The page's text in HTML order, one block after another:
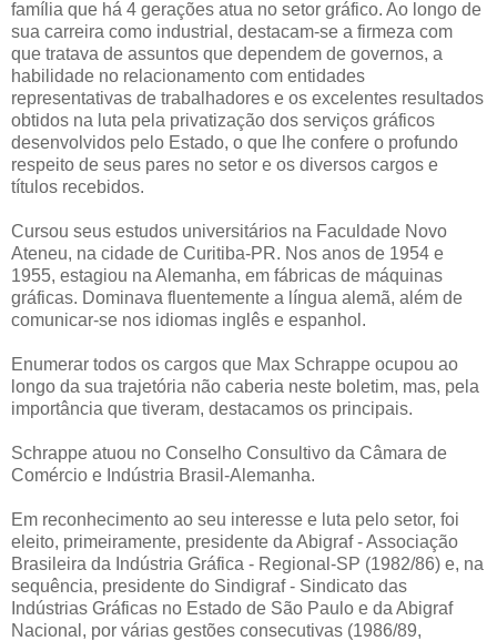
família que há 4 gerações atua no setor gráfico. Ao longo de
sua carreira como industrial, destacam-se a firmeza com
que tratava de assuntos que dependem de governos, a
habilidade no relacionamento com entidades
representativas de trabalhadores e os excelentes resultados
obtidos na luta pela privatização dos serviços gráficos
desenvolvidos pelo Estado, o que lhe confere o profundo
respeito de seus pares no setor e os diversos cargos e
títulos recebidos.
Cursou seus estudos universitários na Faculdade Novo
Ateneu, na cidade de Curitiba-PR. Nos anos de 1954 e
1955, estagiou na Alemanha, em fábricas de máquinas
gráficas. Dominava fluentemente a língua alemã, além de
comunicar-se nos idiomas inglês e espanhol.
Enumerar todos os cargos que Max Schrappe ocupou ao
longo da sua trajetória não caberia neste boletim, mas, pela
importância que tiveram, destacamos os principais.
Schrappe atuou no Conselho Consultivo da Câmara de
Comércio e Indústria Brasil-Alemanha.
Em reconhecimento ao seu interesse e luta pelo setor, foi
eleito, primeiramente, presidente da Abigraf - Associação
Brasileira da Indústria Gráfica - Regional-SP (1982/86) e, na
sequência, presidente do Sindigraf - Sindicato das
Indústrias Gráficas no Estado de São Paulo e da Abigraf
Nacional, por várias gestões consecutivas (1986/89,